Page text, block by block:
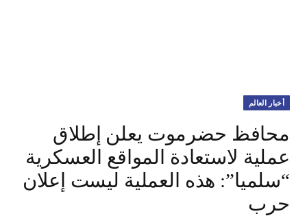
أخبار العالم
محافظ حضرموت يعلن إطلاق
عملية لاستعادة المواقع العسكرية
“سلميا”: هذه العملية ليست إعلان
حرب